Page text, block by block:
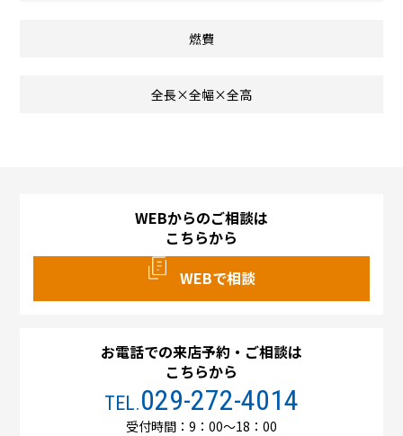
燃費
全長×全幅×全高
WEBからのご相談は
こちらから
WEBで相談
お電話での来店予約・ご相談は
こちらから
TEL.029-272-4014
受付時間：9：00～18：00